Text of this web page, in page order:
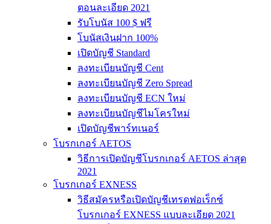
ตอนละเอียด 2021
รับโบนัส 100 $ ฟรี
โบนัสเงินฝาก 100%
เปิดบัญชี Standard
ลงทะเบียนบัญชี Cent
ลงทะเบียนบัญชี Zero Spread
ลงทะเบียนบัญชี ECN ใหม่
ลงทะเบียนบัญชีไมโครใหม่
เปิดบัญชีพาร์ทเนอร์
โบรกเกอร์ AETOS
วิธีการเปิดบัญชีโบรกเกอร์ AETOS ล่าสุด
2021
โบรกเกอร์ EXNESS
วิธีสมัครหรือเปิดบัญชีเทรดฟอเร็กซ์
โบรกเกอร์ EXNESS แบบละเอียด 2021